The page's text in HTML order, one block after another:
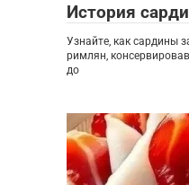
История
Узнайте, как сардины
римлян,
до